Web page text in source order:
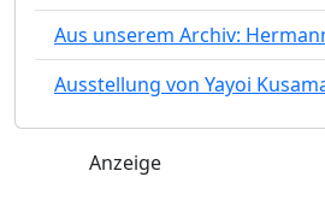
Aus unserem Archiv:
Ausstellung von Yayoi
Anzeige